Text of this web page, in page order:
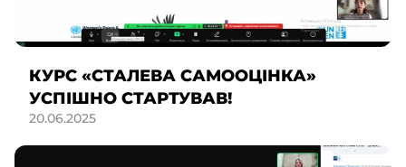
КУРС «СТАЛЕВА САМООЦІНКА»
УСПІШНО СТАРТУВАВ!
20.06.2025